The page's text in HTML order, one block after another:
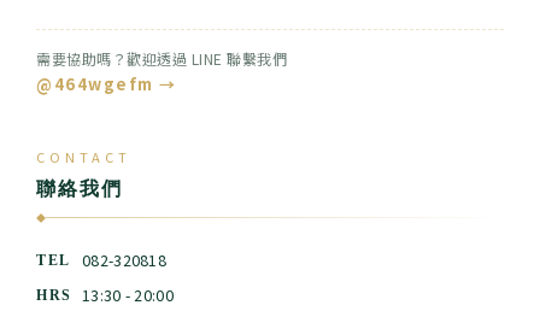
需要協助嗎？歡迎透過 LINE 聯繫我們
@464wgefm →
CONTACT
聯絡我們
◆
TEL 082-320818
HRS 13:30 - 20:00